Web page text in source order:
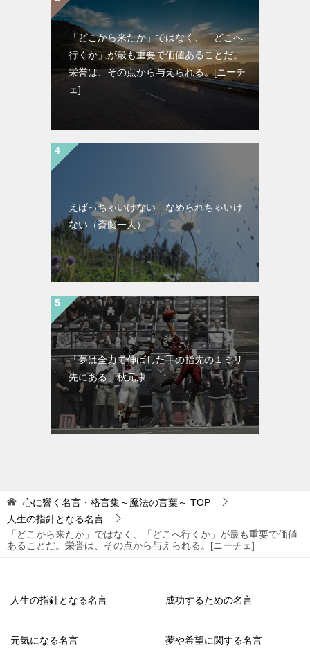
「どこから来たか」ではなく、「どこへ
行くか」が最も重要で価値あることだ。
栄誉は、その点から与えられる。[ニーチ
ェ]
えばっちゃいけない なめられちゃいけ
ない（斎藤一人）
「夢は全力で伸ばした手の指先の１ミリ
先にある」秋元康
心に響く名言・格言集～魔法の言葉～ TOP
人生の指針となる名言
「どこから来たか」ではなく、「どこへ行くか」が最も重要で価値
あることだ。栄誉は、その点から与えられる。[ニーチェ]
人生の指針となる名言 成功するための名言
元気になる名言 夢や希望に関する名言